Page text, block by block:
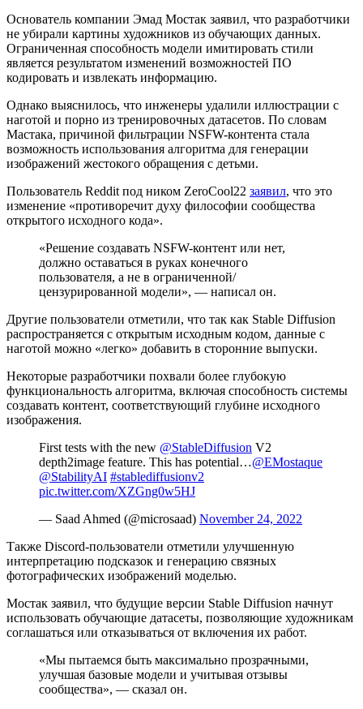
Основатель компании Эмад Мостак заявил, что разработчики
не убирали картины художников из обучающих данных.
Ограниченная способность модели имитировать стили
является результатом изменений возможностей ПО
кодировать и извлекать информацию.
Однако выяснилось, что инженеры удалили иллюстрации с
наготой и порно из тренировочных датасетов. По словам
Мастака, причиной фильтрации NSFW-контента стала
возможность использования алгоритма для генерации
изображений жестокого обращения с детьми.
Пользователь Reddit под ником ZeroCool22 заявил, что это
изменение «противоречит духу философии сообщества
открытого исходного кода».
«Решение создавать NSFW-контент или нет,
должно оставаться в руках конечного
пользователя, а не в ограниченной/
цензурированной модели», — написал он.
Другие пользователи отметили, что так как Stable Diffusion
распространяется с открытым исходным кодом, данные с
наготой можно «легко» добавить в сторонние выпуски.
Некоторые разработчики похвали более глубокую
функциональность алгоритма, включая способность системы
создавать контент, соответствующий глубине исходного
изображения.
First tests with the new @StableDiffusion V2
depth2image feature. This has potential…@EMostaque
@StabilityAI #stablediffusionv2
pic.twitter.com/XZGng0w5HJ
— Saad Ahmed (@microsaad) November 24, 2022
Также Discord-пользователи отметили улучшенную
интерпретацию подсказок и генерацию связных
фотографических изображений моделью.
Мостак заявил, что будущие версии Stable Diffusion начнут
использовать обучающие датасеты, позволяющие художникам
соглашаться или отказываться от включения их работ.
«Мы пытаемся быть максимально прозрачными,
улучшая базовые модели и учитывая отзывы
сообщества», — сказал он.